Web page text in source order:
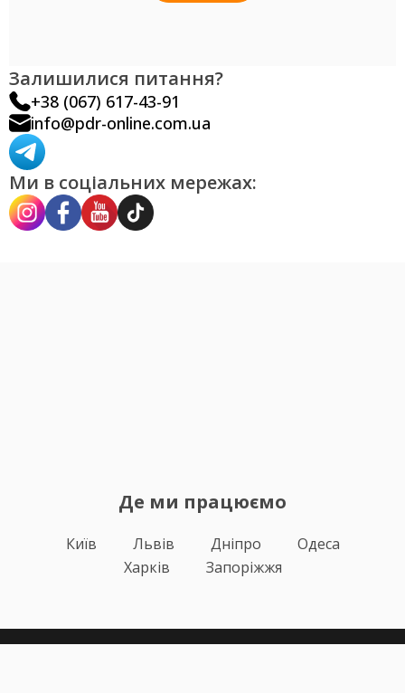
Залишилися питання?
+38 (067) 617-43-91
info@pdr-online.com.ua
Ми в соціальних мережах:
Де ми працюємо
Київ Львів Дніпро
Одеса
Харків
Запоріжжя